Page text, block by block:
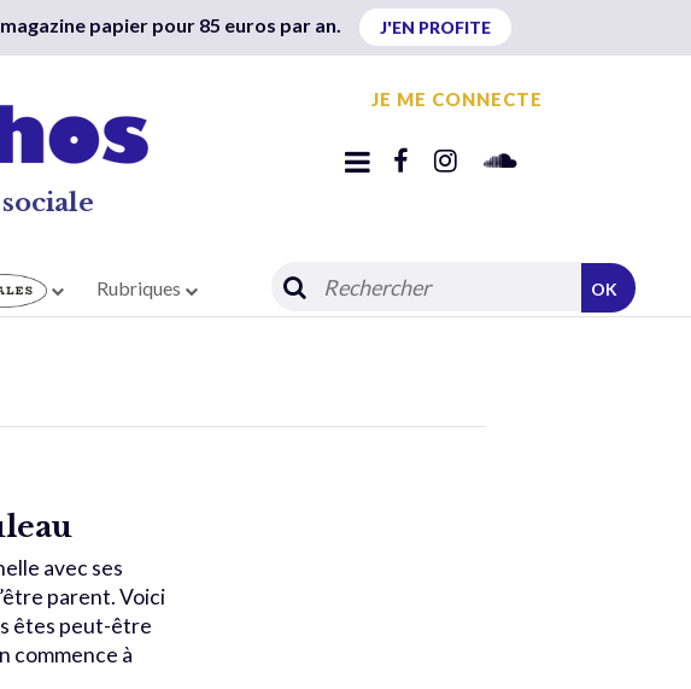
papier pour 85 euros par an. J'EN PROFITE
JE ME CONNECTE
Rubriques OK
avec ses
parent. Voici
êtes peut-être
commence à